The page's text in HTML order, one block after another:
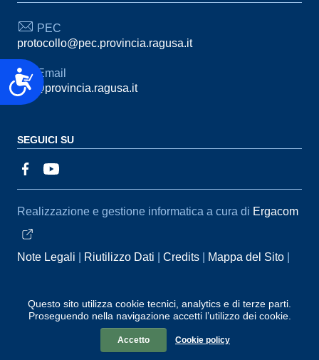
Accessibilità
Questo sito utilizza cookie tecnici, analytics e di terze parti.
Proseguendo nella navigazione accetti l’utilizzo dei cookie.
Accetto Cookie policy
PEC
protocollo@pec.provincia.ragusa.it
Email
urp@provincia.ragusa.it
SEGUICI SU
Sezione Link Utili
Realizzazione e gestione informatica a cura di Ergacom
Note Legali Riutilizzo Dati Credits
Mappa del Sito
Segnalazioni
Statistiche accessi
Dichiarazione di
Accessibilità